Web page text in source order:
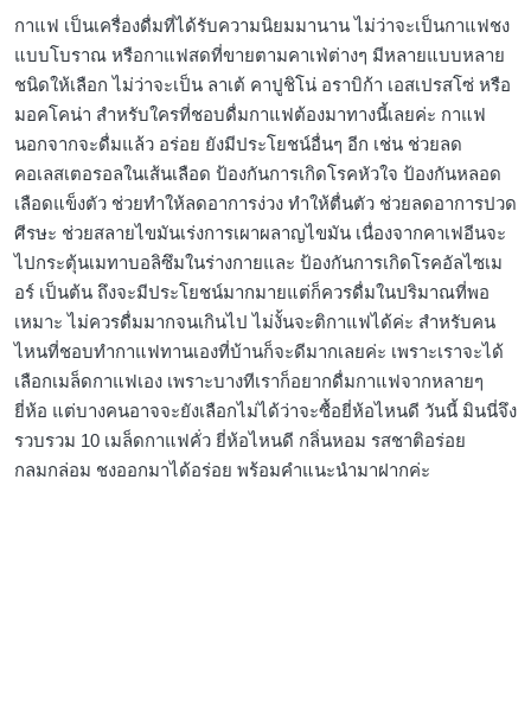
กาแฟ เป็นเครื่องดื่มที่ได้รับความนิยมมานาน ไม่ว่าจะเป็นกาแฟชง
แบบโบราณ หรือกาแฟสดที่ขายตามคาเฟ่ต่างๆ มีหลายแบบหลาย
ชนิดให้เลือก ไม่ว่าจะเป็น ลาเต้ คาปูชิโน่ อราบิก้า เอสเปรสโซ่ หรือ
มอคโคน่า สำหรับใครที่ชอบดื่มกาแฟต้องมาทางนี้เลยค่ะ กาแฟ
นอกจากจะดื่มแล้ว อร่อย ยังมีประโยชน์อื่นๆ อีก เช่น ช่วยลด
คอเลสเตอรอลในเส้นเลือด ป้องกันการเกิดโรคหัวใจ ป้องกันหลอด
เลือดแข็งตัว ช่วยทำให้ลดอาการง่วง ทำให้ตื่นตัว ช่วยลดอาการปวด
ศีรษะ ช่วยสลายไขมันเร่งการเผาผลาญไขมัน เนื่องจากคาเฟอีนจะ
ไปกระตุ้นเมทาบอลิซึมในร่างกายและ ป้องกันการเกิดโรคอัลไซเม
อร์ เป็นต้น ถึงจะมีประโยชน์มากมายแต่ก็ควรดื่มในปริมาณที่พอ
เหมาะ ไม่ควรดื่มมากจนเกินไป ไม่งั้นจะติกาแฟได้ค่ะ สำหรับคน
ไหนที่ชอบทำกาแฟทานเองที่บ้านก็จะดีมากเลยค่ะ เพราะเราจะได้
เลือกเมล็ดกาแฟเอง เพราะบางทีเราก็อยากดื่มกาแฟจากหลายๆ
ยี่ห้อ แต่บางคนอาจจะยังเลือกไม่ได้ว่าจะซื้อยี่ห้อไหนดี วันนี้ มินนี่จึง
รวบรวม 10 เมล็ดกาแฟคั่ว ยี่ห้อไหนดี กลิ่นหอม รสชาติอร่อย
กลมกล่อม ชงออกมาได้อร่อย พร้อมคำแนะนำมาฝากค่ะ